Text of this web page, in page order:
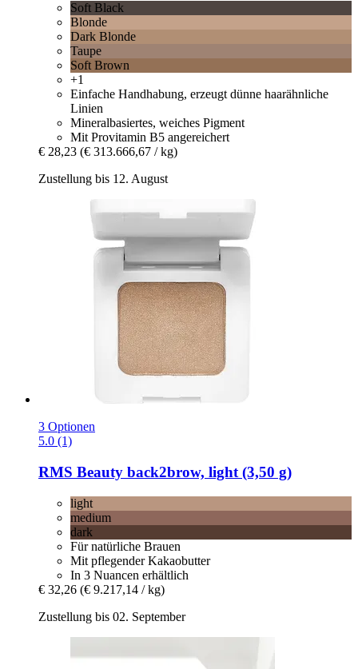
Soft Black
Blonde
Dark Blonde
Taupe
Soft Brown
+1
Einfache Handhabung, erzeugt dünne haarähnliche
Linien
Mineralbasiertes, weiches Pigment
Mit Provitamin B5 angereichert
€ 28,23 (€ 313.666,67 / kg)
Zustellung bis 12. August
3 Optionen
5.0 (1)
RMS Beauty back2brow, light (3,50 g)
light
medium
dark
Für natürliche Brauen
Mit pflegender Kakaobutter
In 3 Nuancen erhältlich
€ 32,26 (€ 9.217,14 / kg)
Zustellung bis 02. September